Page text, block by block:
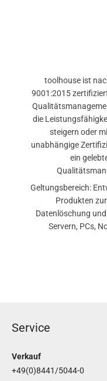
toolhouse ist
9001:2015
die
steigern oder
unabhängige
ein
Geltungsbereich:
Produkten
Datenlöschung
Servern, PCs,
Service
Verkauf
+49(0)8441/5044-0